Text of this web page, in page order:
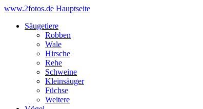
www.2fotos.de Hauptseite
Säugetiere
Robben
Wale
Hirsche
Rehe
Schweine
Kleinsäuger
Füchse
Weitere